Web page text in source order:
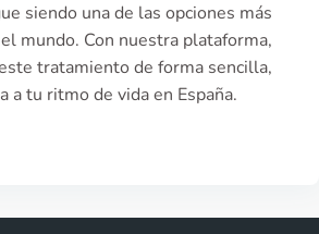
siendo una de las opciones más
mundo. Con nuestra plataforma,
tratamiento de forma sencilla,
a tu ritmo de vida en España.